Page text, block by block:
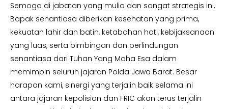
Semoga di jabatan yang mulia dan sangat strategis ini,
Bapak senantiasa diberikan kesehatan yang prima,
kekuatan lahir dan batin, ketabahan hati, kebijaksanaan
yang luas, serta bimbingan dan perlindungan
senantiasa dari Tuhan Yang Maha Esa dalam
memimpin seluruh jajaran Polda Jawa Barat. Besar
harapan kami, sinergi yang terjalin baik selama ini
antara jajaran kepolisian dan FRIC akan terus terjalin